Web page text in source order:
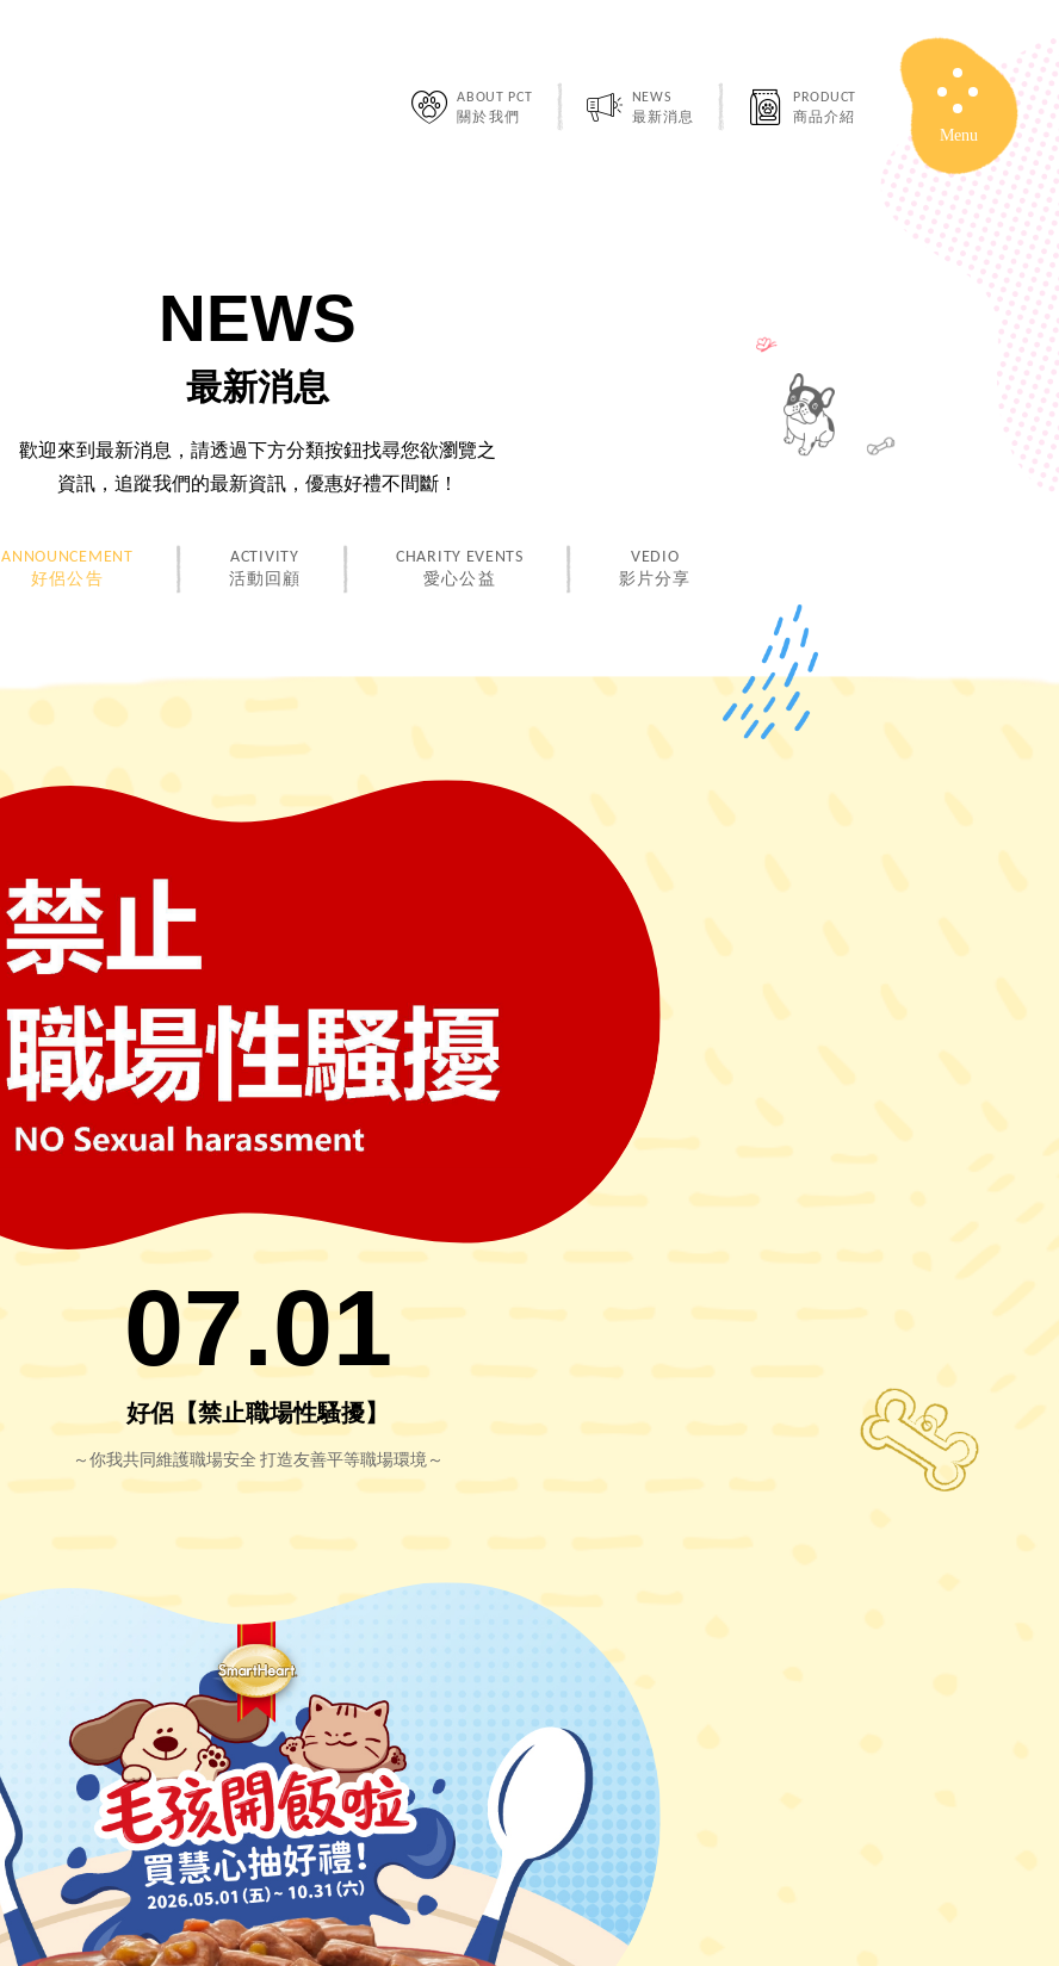
Menu Close
ABOUT PCT
關於我們
NEWS
最新消息
PRODUCT
商品介紹
NEWS
最新消息
歡迎來到最新消息，請透過下方分類按鈕找尋您欲瀏覽之
資訊，追蹤我們的最新資訊，優惠好禮不間斷！
ANNOUNCEMENT
好侶公告
ACTIVITY
活動回顧
CHARITY EVENTS
愛心公益
VEDIO
影片分享
07.01
好侶【禁止職場性騷擾】
～你我共同維護職場安全 打造友善平等職場環境～